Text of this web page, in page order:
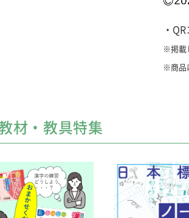
・
特長
●くり
特長
●くり
※掲載
※商品
材・教具特集